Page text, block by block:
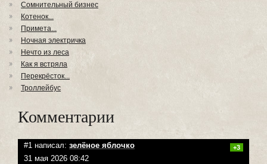
Сомнительный бизнес
Котенок...
Примета...
Ночная электричка
Нечто из леса
Как я встряла
Перекрёсток...
Троллейбус
Комментарии
#1 написал: зелёное яблочко +3
31 мая 2026 08:42